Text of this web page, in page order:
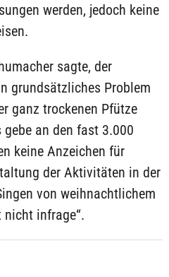
werden, jedoch keine
sagte, der
grundsätzliches Problem
ganz trockenen Pfütze
gebe an den fast 3.000
keine Anzeichen für
der Aktivitäten in der
von weihnachtlichem
nicht infrage“.